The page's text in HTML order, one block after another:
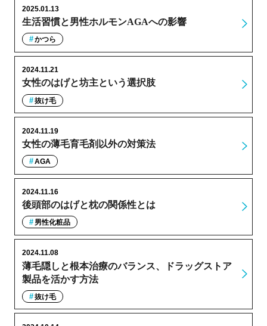
生活習慣と男性ホルモンAGAへの影響
2025.01.13
かつら
女性のはげと坊主という選択肢
2024.11.21
抜け毛
女性の薄毛育毛剤以外の対策法
2024.11.19
AGA
後頭部のはげと枕の関係性とは
2024.11.16
男性化粧品
薄毛隠しと根本治療のバランス、ドラッグストア
製品を活かす方法
2024.11.08
抜け毛